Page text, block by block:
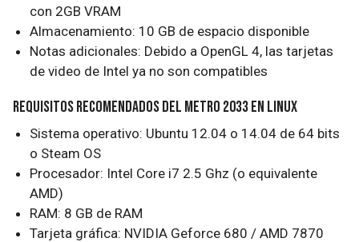
con 2GB VRAM
Almacenamiento: 10 GB de espacio disponible
Notas adicionales: Debido a OpenGL 4, las tarjetas
de video de Intel ya no son compatibles
Requisitos recomendados del Metro 2033 en Linux
Sistema operativo: Ubuntu 12.04 o 14.04 de 64 bits
o Steam OS
Procesador: Intel Core i7 2.5 Ghz (o equivalente
AMD)
RAM: 8 GB de RAM
Tarjeta gráfica: NVIDIA Geforce 680 / AMD 7870